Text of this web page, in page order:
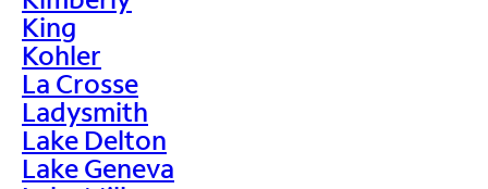
King
Kohler
La Crosse
Ladysmith
Lake Delton
Lake Geneva